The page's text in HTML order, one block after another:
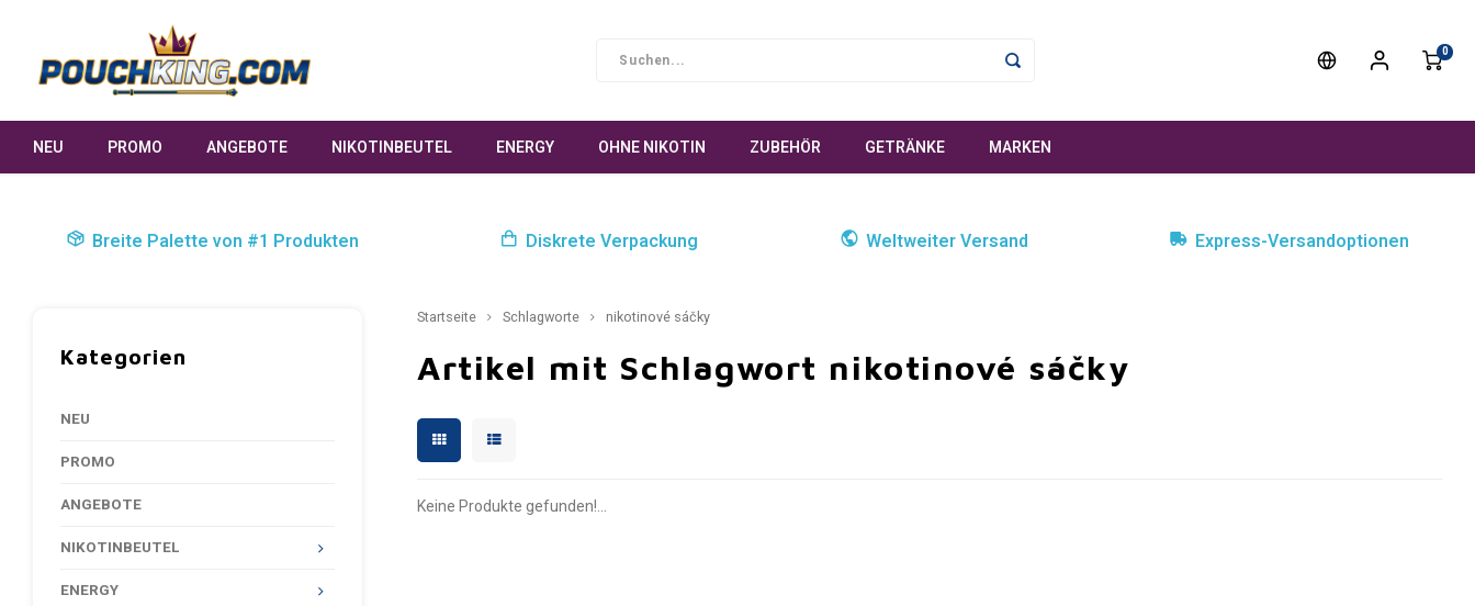
0
NEU PROMO ANGEBOTE NIKOTINBEUTEL ENERGY OHNE NIKOTIN ZUBEHÖR GETRÄNKE MARKEN
Breite Palette von #1 Produkten Diskrete Verpackung Weltweiter Versand Express-Versandoptionen
Kategorien
NEU
PROMO
ANGEBOTE
NIKOTINBEUTEL
ENERGY
Startseite Schlagworte nikotinové sáčky
Artikel mit Schlagwort nikotinové sáčky
Keine Produkte gefunden!...